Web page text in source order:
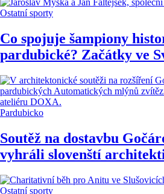
Ostatní sporty
Co spojuje šampiony
pardubické? Začátky ve
Pardubicko
Soutěž na dostavbu
vyhráli slovenští
Ostatní sporty